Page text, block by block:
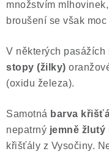
množstvím
broušení se však moc
V některých
stopy (žilky)
(oxidu železa).
Samotná barva
nepatrný jemně žlutý
křišťály z Vysočiny.